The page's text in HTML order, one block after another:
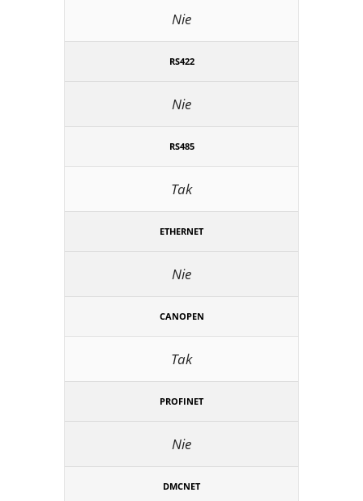
Nie
RS422
Nie
RS485
Tak
ETHERNET
Nie
CANOPEN
Tak
PROFINET
Nie
DMCNET